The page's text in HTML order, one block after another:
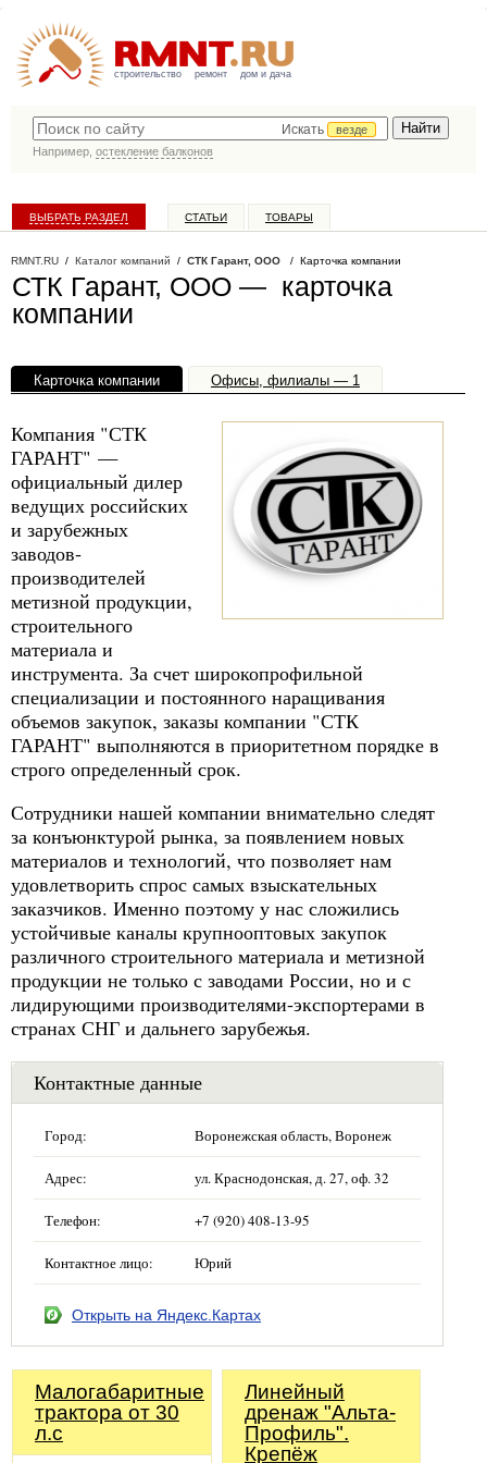
строительство ремонт дом и дача
Искать
везде
Например, остекление балконов
ВЫБРАТЬ РАЗДЕЛ СТАТЬИ ТОВАРЫ
RMNT.RU / Каталог компаний / СТК Гарант, ООО / Карточка компании
СТК Гарант, ООО — карточка
компании
Карточка компании Офисы, филиалы — 1
Компания "СТК
ГАРАНТ" —
официальный дилер
ведущих российских
и зарубежных
заводов-
производителей
метизной продукции,
строительного
материала и
инструмента. За счет широкопрофильной
специализации и постоянного наращивания
объемов закупок, заказы компании "СТК
ГАРАНТ" выполняются в приоритетном порядке в
строго определенный срок.
Сотрудники нашей компании внимательно следят
за конъюнктурой рынка, за появлением новых
материалов и технологий, что позволяет нам
удовлетворить спрос самых взыскательных
заказчиков. Именно поэтому у нас сложились
устойчивые каналы крупнооптовых закупок
различного строительного материала и метизной
продукции не только с заводами России, но и с
лидирующими производителями-экспортерами в
странах СНГ и дальнего зарубежья.
Контактные данные
Город: Воронежская область, Воронеж
Адрес: ул. Краснодонская, д. 27, оф. 32
Телефон: +7 (920) 408-13-95
Контактное лицо: Юрий
Открыть на Яндекс.Картах
Малогабаритные
трактора от 30
л.с
Линейный
дренаж "Альта-
Профиль".
Крепёж